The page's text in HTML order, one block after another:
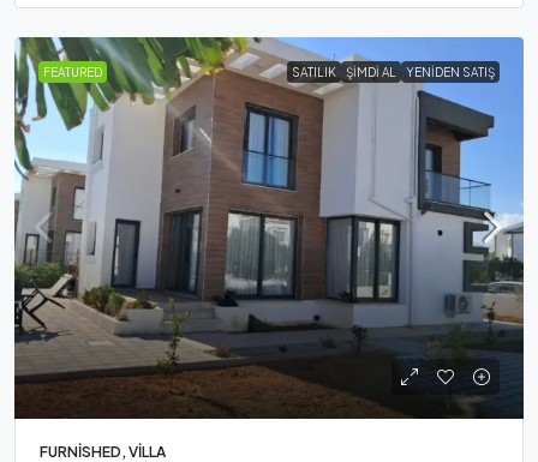
FEATURED SATILIK ŞIMDI AL YENIDEN SATIŞ
FURNISHED, VILLA